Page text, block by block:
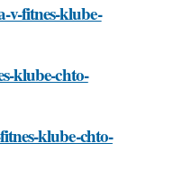
v-fitnes-klube-
klube-chto-
klube-chto-